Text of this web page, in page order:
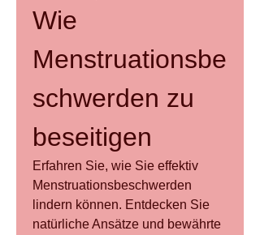
Wie
Menstruationsbe
schwerden zu
beseitigen
Erfahren Sie, wie Sie effektiv
Menstruationsbeschwerden
lindern können. Entdecken Sie
natürliche Ansätze und bewährte